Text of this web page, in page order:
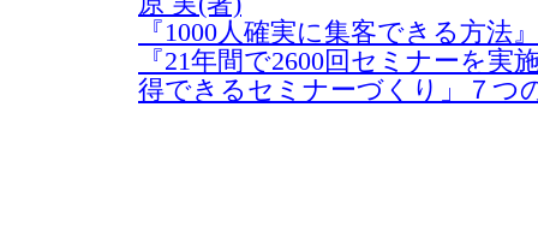
『1000人確実に集客できる方法
『21年間で2600回セミナーを実
得できるセミナーづくり」７つ